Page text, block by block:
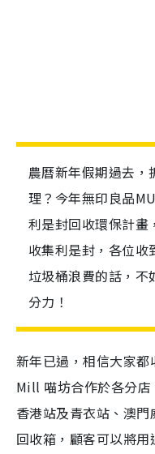
農曆新年假期過去，
理？今年無印良品
利是封回收環保計畫
收集利是封，各位
垃圾桶浪費的話，不
分力！
新年已過，相信大家
Mill 喵坊合作於各分
香港站及青衣站、澳
回收箱，顧客可以將